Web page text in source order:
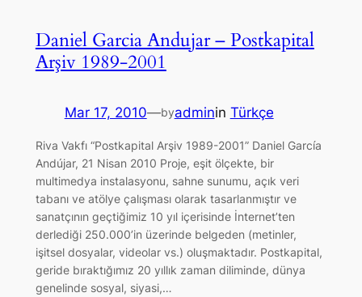
Daniel Garcia Andujar – Postkapital
Arşiv 1989-2001
Mar 17, 2010—byadminin Türkçe
Riva Vakfı “Postkapital Arşiv 1989-2001” Daniel García
Andújar, 21 Nisan 2010 Proje, eşit ölçekte, bir
multimedya instalasyonu, sahne sunumu, açık veri
tabanı ve atölye çalışması olarak tasarlanmıştır ve
sanatçının geçtiğimiz 10 yıl içerisinde İnternet’ten
derlediği 250.000’in üzerinde belgeden (metinler,
işitsel dosyalar, videolar vs.) oluşmaktadır. Postkapital,
geride bıraktığımız 20 yıllık zaman diliminde, dünya
genelinde sosyal, siyasi,…